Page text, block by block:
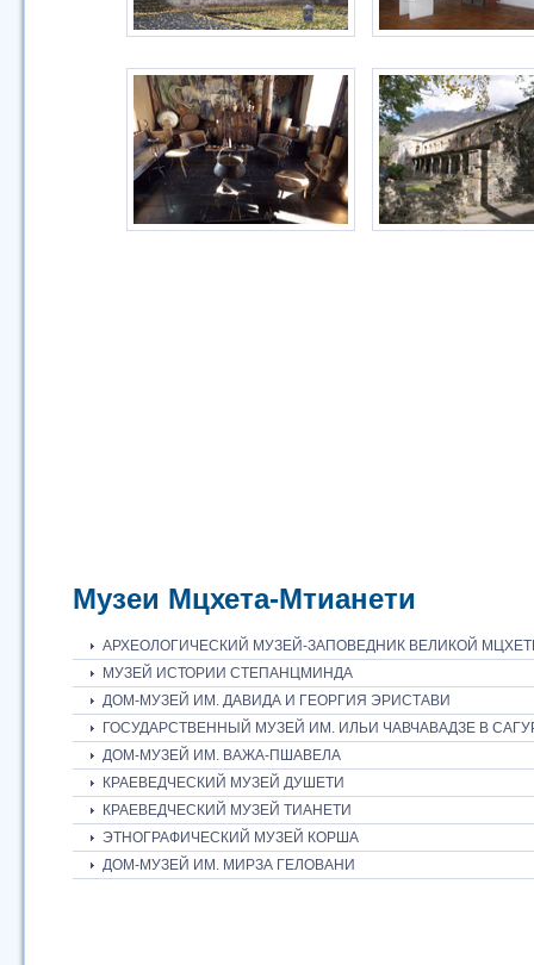
Музеи Мцхета-Мтианети
АРХЕОЛОГИЧЕСКИЙ МУЗЕЙ-ЗАПОВЕДНИК ВЕЛИКОЙ
МУЗЕЙ ИСТОРИИ СТЕПАНЦМИНДА
ДОМ-МУЗЕЙ ИМ. ДАВИДА И ГЕОРГИЯ ЭРИСТАВИ
ГОСУДАРСТВЕННЫЙ МУЗЕЙ ИМ. ИЛЬИ ЧАВЧАВАДЗЕ В
ДОМ-МУЗЕЙ ИМ. ВАЖА-ПШАВЕЛА
КРАЕВЕДЧЕСКИЙ МУЗЕЙ ДУШЕТИ
КРАЕВЕДЧЕСКИЙ МУЗЕЙ ТИАНЕТИ
ЭТНОГРАФИЧЕСКИЙ МУЗЕЙ КОРША
ДОМ-МУЗЕЙ ИМ. МИРЗА ГЕЛОВАНИ